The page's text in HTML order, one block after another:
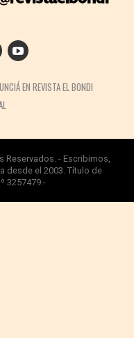
EN REVISTA EL BONDI
Reservados. - Escribimos,
desde el 2003. Título de
3257479.-